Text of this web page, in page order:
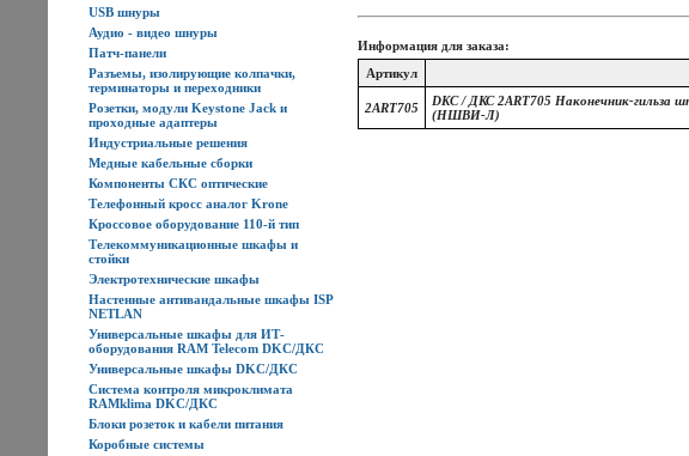
USB шнуры
Аудио - видео шнуры
Патч-панели
Разъемы, изолирующие колпачки,
терминаторы и переходники
Розетки, модули Keystone Jack и
проходные адаптеры
Индустриальные решения
Медные кабельные сборки
Компоненты СКС оптические
Телефонный кросс аналог Krone
Кроссовое оборудование 110-й тип
Телекоммуникационные шкафы и
стойки
Электротехнические шкафы
Настенные антивандальные шкафы ISP
NETLAN
Универсальные шкафы для ИТ-
оборудования RAM Telecom DKC/ДКС
Универсальные шкафы DKC/ДКС
Система контроля микроклимата
RAMklima DKC/ДКС
Блоки розеток и кабели питания
Коробные системы
Информация для заказа:
Артикул
2ART705
DKC / ДКС 2ART705 Наконечник-гильза
(НШВИ-Л)